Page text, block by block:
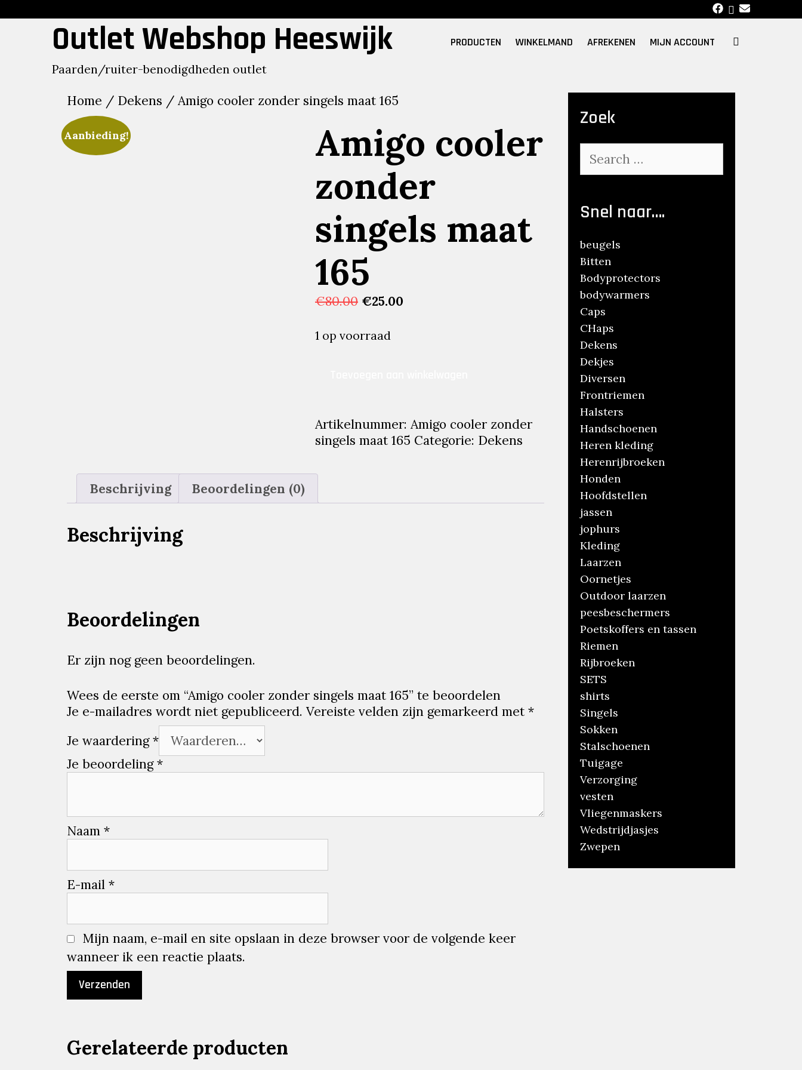
to
Outlet Webshop Heeswijk
Paarden/ruiter-benodigdheden outlet
PRODUCTEN WINKELMAND AFREKENEN MIJN ACCOUNT
Home / Dekens / Amigo cooler zonder singels maat 165
Aanbieding!
Amigo cooler
zonder
singels maat
165
€80.00 Oorspronkelijke
was:
€25.00
1 op voorraad
singels
maat
165
Artikelnummer: Amigo cooler zonder
singels maat 165 Categorie: Dekens
Beschrijving Beoordelingen (0)
Beschrijving
Beoordelingen
Er zijn nog geen beoordelingen.
Wees de eerste om “Amigo cooler zonder singels maat 165” te beoordelen
Je e-mailadres wordt niet gepubliceerd. Vereiste velden zijn gemarkeerd met *
Je waardering*
Je beoordeling*
Naam *
E-mail *
Mijn naam, e-mail en site opslaan in deze browser voor de volgende keer
wanneer ik een reactie plaats.
Gerelateerde producten
Zoek
for:
Snel naar….
beugels
Bitten
Bodyprotectors
bodywarmers
Caps
CHaps
Dekens
Dekjes
Diversen
Frontriemen
Halsters
Handschoenen
Heren kleding
Herenrijbroeken
Honden
Hoofdstellen
jassen
jophurs
Kleding
Laarzen
Oornetjes
Outdoor laarzen
peesbeschermers
Poetskoffers en tassen
Riemen
Rijbroeken
SETS
shirts
Singels
Sokken
Stalschoenen
Tuigage
Verzorging
vesten
Vliegenmaskers
Wedstrijdjasjes
Zwepen